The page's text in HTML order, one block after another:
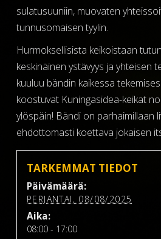
sulatusuuniin, muovaten
tunnusomaisen tyylin.
Hurmoksellisista keikoistaan
keskinäinen ystävyys ja yhteisen
kuuluu bändin kaikessa
koostuvat Kuningasidea-keikat
ylöspäin! Bändi on parhaimillaan
ehdottomasti koettava jokaisen
TARKEMMAT TIEDOT
Päivämäärä:
PERJANTAI, 08/08/2025
Aika:
08:00 - 17:00